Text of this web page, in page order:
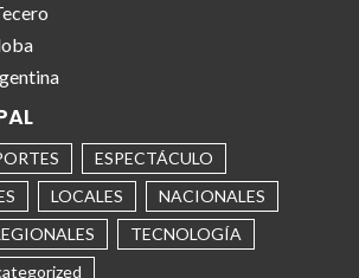
ESPECTÁCULO
LOCALES
NACIONALES
TECNOLOGÍA